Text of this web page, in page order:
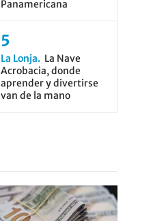
Panamericana
La Lonja
La Nave
Acrobacia, donde
aprender y divertirse
van de la mano